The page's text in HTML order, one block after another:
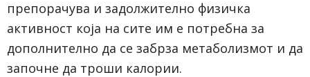
препорачува и задолжително физичка
активност која на сите им е потребна за
дополнително да се забрза метаболизмот и да
започне да троши калории.